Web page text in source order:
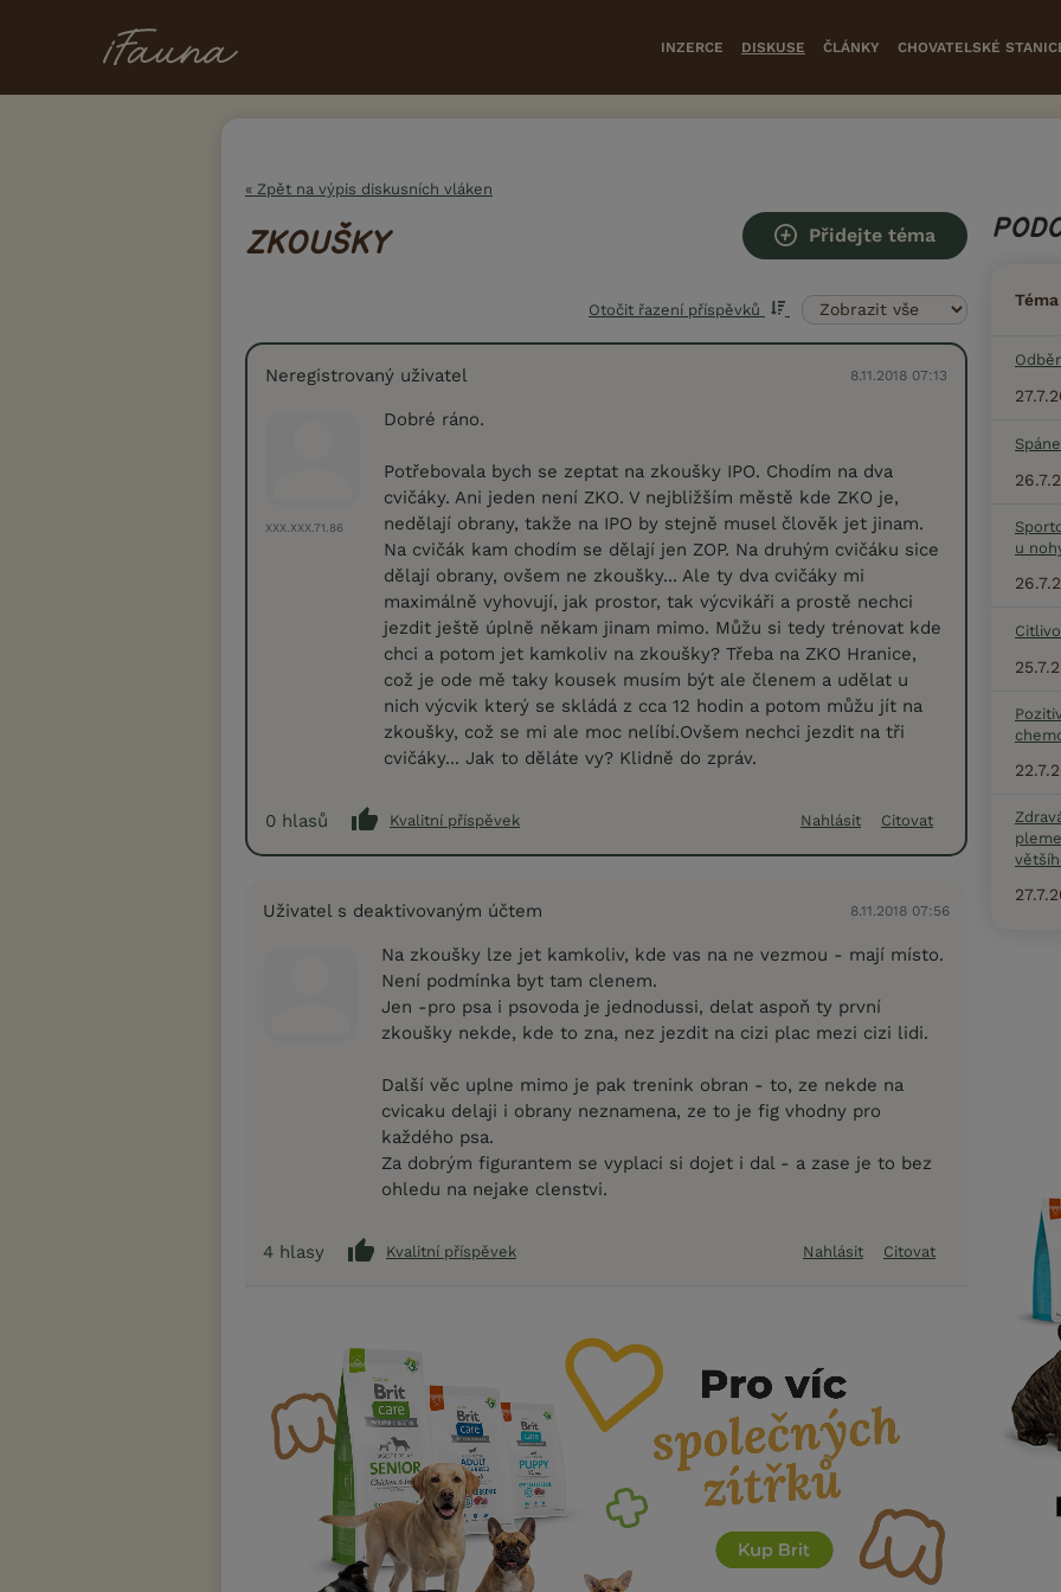
INZERCE DISKUSE ČLÁNKY CHOVATELSKÉ
« Zpět na výpis diskusních vláken
ZKOUŠKY Přidejte téma
Otočit řazení příspěvků
Neregistrovaný uživatel 8.11.2018 07:13
XXX.XXX.71.86
Dobré ráno.
Potřebovala bych se zeptat na zkoušky IPO. Chodím na dva
cvičáky. Ani jeden není ZKO. V nejbližším městě kde ZKO je,
nedělají obrany, takže na IPO by stejně musel člověk jet jinam.
Na cvičák kam chodím se dělají jen ZOP. Na druhým cvičáku sice
dělají obrany, ovšem ne zkoušky... Ale ty dva cvičáky mi
maximálně vyhovují, jak prostor, tak výcvikáři a prostě nechci
jezdit ještě úplně někam jinam mimo. Můžu si tedy trénovat kde
chci a potom jet kamkoliv na zkoušky? Třeba na ZKO Hranice,
což je ode mě taky kousek musím být ale členem a udělat u
nich výcvik který se skládá z cca 12 hodin a potom můžu jít na
zkoušky, což se mi ale moc nelíbí.Ovšem nechci jezdit na tři
cvičáky... Jak to děláte vy? Klidně do zpráv.
0 hlasů Kvalitní příspěvek Nahlásit Citovat
Uživatel s deaktivovaným účtem 8.11.2018 07:56
Na zkoušky lze jet kamkoliv, kde vas na ne vezmou - mají místo.
Není podmínka byt tam clenem.
Jen -pro psa i psovoda je jednodussi, delat aspoň ty první
zkoušky nekde, kde to zna, nez jezdit na cizi plac mezi cizi lidi.
Další věc uplne mimo je pak trenink obran - to, ze nekde na
cvicaku delaji i obrany neznamena, ze to je fig vhodny pro
každého psa.
Za dobrým figurantem se vyplaci si dojet i dal - a zase je to bez
ohledu na nejake clenstvi.
4 hlasy Kvalitní příspěvek Nahlásit Citovat
Téma
u